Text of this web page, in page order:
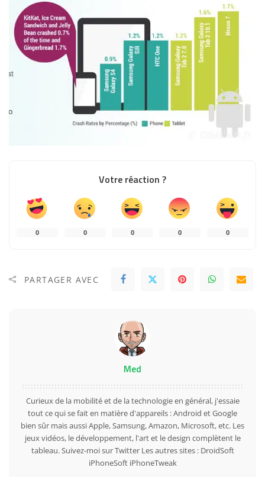
Votre réaction ?
0 0 0 0 0
PARTAGER AVEC
Med
Curieux de la mobilité et de la technologie en général, j'essaie
tout ce qui se fait en matière d'appareils : Android et Google
bien sûr mais aussi Apple, Samsung, Amazon, Microsoft, etc. Les
jeux vidéos, le développement, l'art et le design complètent le
tableau. Suivez-moi surTwitterLes autres sites : DroidSoft
iPhoneSoft iPhoneTweak